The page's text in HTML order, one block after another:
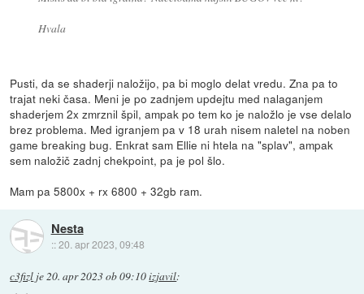
Hvala
Pusti, da se shaderji naložijo, pa bi moglo delat vredu. Zna pa to
trajat neki časa. Meni je po zadnjem updejtu med nalaganjem
shaderjem 2x zmrznil špil, ampak po tem ko je naložlo je vse delalo
brez problema. Med igranjem pa v 18 urah nisem naletel na noben
game breaking bug. Enkrat sam Ellie ni htela na "splav", ampak
sem naložič zadnj chekpoint, pa je pol šlo.
Mam pa 5800x + rx 6800 + 32gb ram.
Nesta
::20. apr 2023, 09:48
c3fizl je20. apr 2023 ob 09:10izjavil: